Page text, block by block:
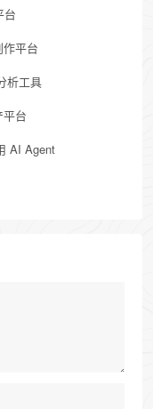
台
平台
析工具
台
AI Agent